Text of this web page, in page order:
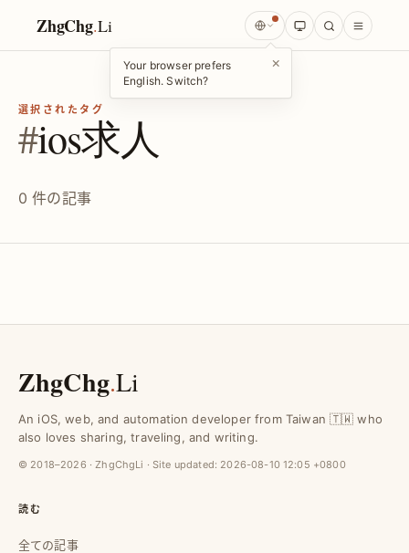
ZhgChg.Li
Your browser prefers
English. Switch?
×
選択されたタグ
#ios求人
0 件の記事
ZhgChg.Li
An iOS, web, and automation developer from Taiwan 🇹🇼 who
also loves sharing, traveling, and writing.
© 2018–2026 · ZhgChgLi · Site updated: 2026-08-10 12:05 +0800
読む
全ての記事